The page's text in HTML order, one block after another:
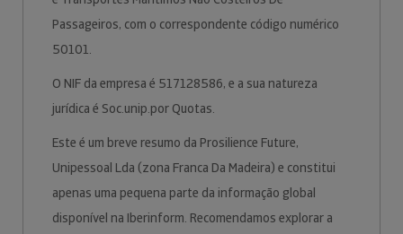
Passageiros, com o correspondente código numérico
50101.
O NIF da empresa é 517128586, e a sua natureza
jurídica é Soc.unip.por Quotas.
Este é um breve resumo da Prosilience Future,
Unipessoal Lda (zona Franca Da Madeira) e constitui
apenas uma pequena parte da informação global
disponível na Iberinform. Recomendamos explorar a